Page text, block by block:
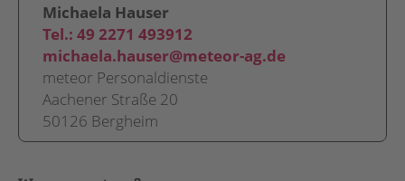
Michaela Hauser
Tel.: 49 2271 493912
michaela.hauser@meteor-ag.de
meteor Personaldienste
Aachener Straße 20
50126 Bergheim